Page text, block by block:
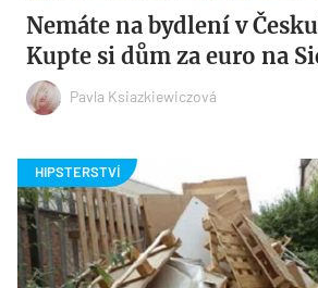
Nemáte na bydlení v
Kupte si dům za euro na
Pavla Ksiazkiewiczová